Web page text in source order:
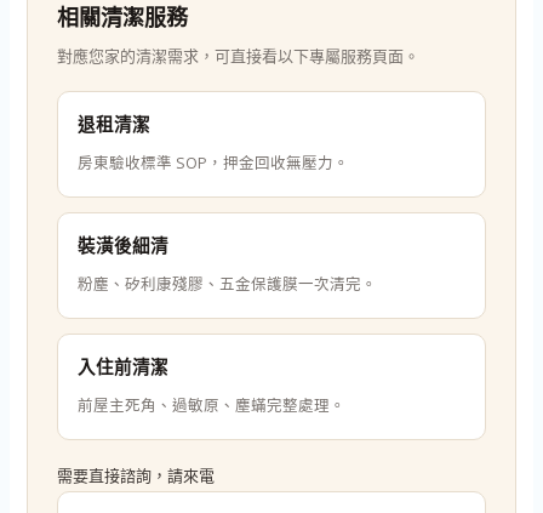
相關清潔服務
對應您家的清潔需求，可直接看以下專屬服務頁面。
退租清潔
房東驗收標準 SOP，押金回收無壓力。
裝潢後細清
粉塵、矽利康殘膠、五金保護膜一次清完。
入住前清潔
前屋主死角、過敏原、塵蟎完整處理。
需要直接諮詢，請來電